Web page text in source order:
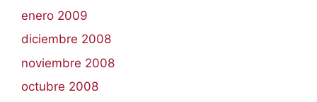
enero 2009
diciembre 2008
noviembre 2008
octubre 2008